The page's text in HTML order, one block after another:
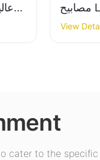
مصابيح LED عالية الإضاءة
في قاعات
View
cater to the specific